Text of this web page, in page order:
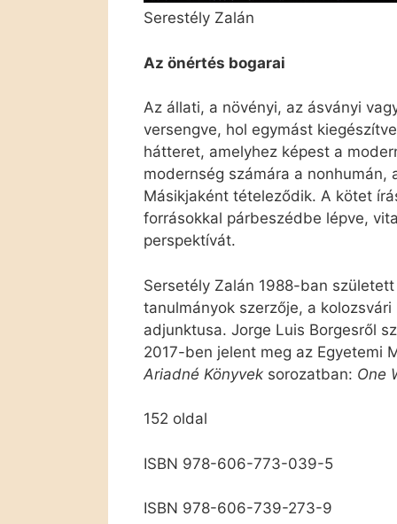
Serestély Zalán
Az önértés bogarai
Az állati, a növényi, az ásványi
versengve, hol egymást
hátteret, amelyhez képest a
modernség számára a
Másikjaként tételeződik. A kötet
forrásokkal párbeszédbe lépve,
perspektívát.
Sersetély Zalán 1988-ban
tanulmányok szerzője, a
adjunktusa. Jorge Luis Borgesről
2017-ben jelent meg az Egyetemi
Ariadné Könyvek sorozatban: One
152 oldal
ISBN 978-606-773-039-5
ISBN 978-606-739-273-9